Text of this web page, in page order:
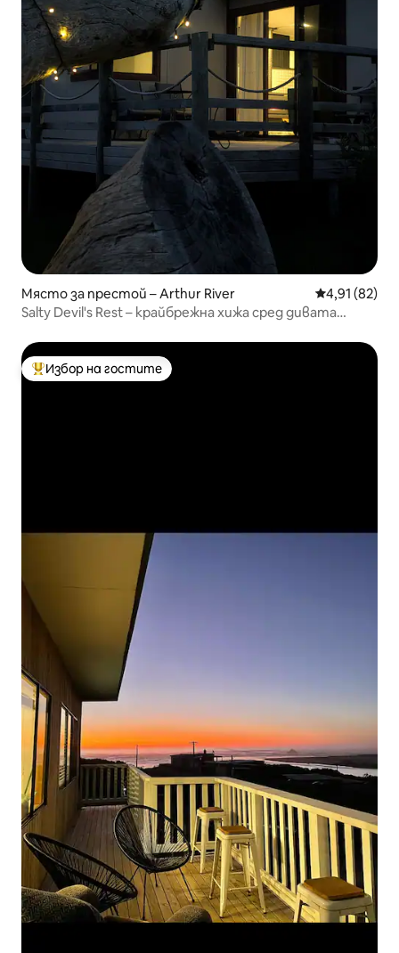
Място за престой – Arthur River Средна
4,91 (82)
Salty Devil's Rest – крайбрежна хижа сред дивата
Най-популярен избор на гостите
Избор на гостите